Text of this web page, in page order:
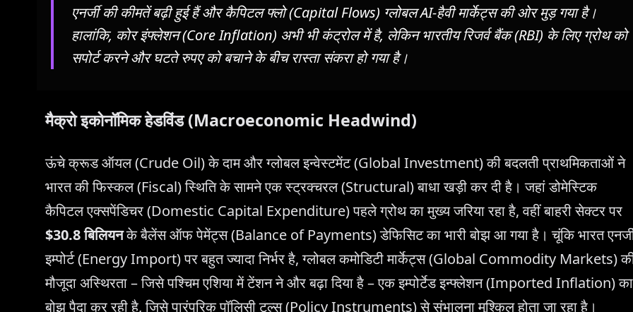
एनर्जी की कीमतें बढ़ी हुई हैं और कैपिटल फ्लो (Capital Flows) ग्लोबल AI-हैवी मार्केट्स की ओर मुड़ गया है।
हालांकि, कोर इंफ्लेशन (Core Inflation) अभी भी कंट्रोल में है, लेकिन भारतीय रिजर्व बैंक (RBI) के लिए ग्रोथ को
सपोर्ट करने और घटते रुपए को बचाने के बीच रास्ता संकरा हो गया है।
मैक्रो इकोनॉमिक हेडविंड (Macroeconomic Headwind)
ऊंचे क्रूड ऑयल (Crude Oil) के दाम और ग्लोबल इन्वेस्टमेंट (Global Investment) की बदलती प्राथमिकताओं ने
भारत की फिस्कल (Fiscal) स्थिति के सामने एक स्ट्रक्चरल (Structural) बाधा खड़ी कर दी है। जहां डोमेस्टिक
कैपिटल एक्सपेंडिचर (Domestic Capital Expenditure) पहले ग्रोथ का मुख्य जरिया रहा है, वहीं बाहरी सेक्टर पर
$30.8 बिलियनके बैलेंस ऑफ पेमेंट्स (Balance of Payments) डेफिसिट का भारी बोझ आ गया है। चूंकि भारत
इम्पोर्ट (Energy Import) पर बहुत ज्यादा निर्भर है, ग्लोबल कमोडिटी मार्केट्स (Global Commodity Markets)
मौजूदा अस्थिरता – जिसे पश्चिम एशिया में टेंशन ने और बढ़ा दिया है – एक इम्पोर्टेड इन्फ्लेशन (Imported Inflation) का
बोझ पैदा कर रही है, जिसे पारंपरिक पॉलिसी टूल्स (Policy Instruments) से संभालना मुश्किल होता जा रहा है।